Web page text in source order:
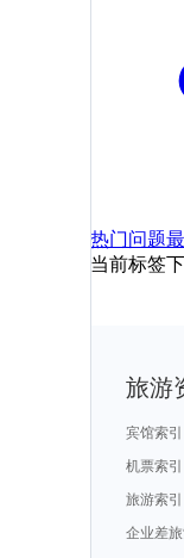
热门问题
当前标签
旅游
宾馆索引
机票索引
旅游索引
企业差